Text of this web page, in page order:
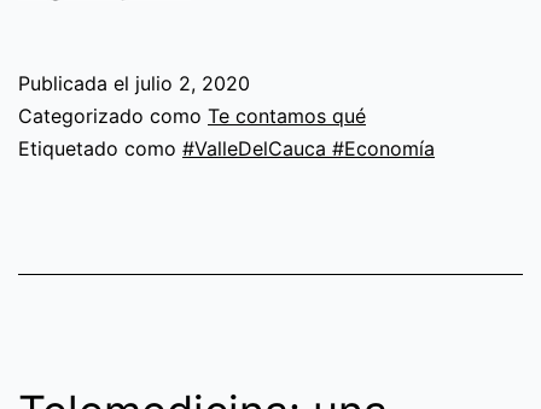
de
mercado,
Publicada el julio 2, 2020
Categorizado como Te contamos qué
Etiquetado como #ValleDelCauca #Economía